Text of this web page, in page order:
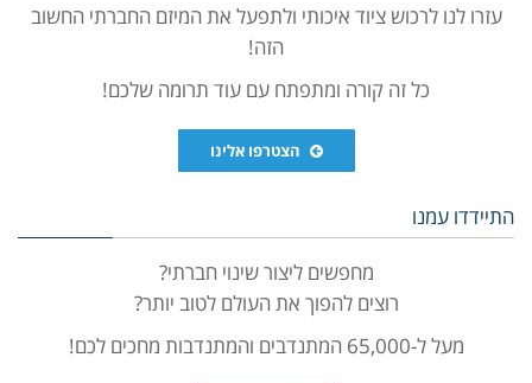
עזרו לנו לרכוש ציוד איכותי ולתפעל את המיזם החברתי החשוב
הזה!
כל זה קורה ומתפתח עם עוד תרומה שלכם!
הצטרפו אלינו
התיידדו עמנו
מחפשים ליצור שינוי חברתי?
רוצים להפוך את העולם לטוב יותר?
מעל ל-65,000 המתנדבים והמתנדבות מחכים לכם!